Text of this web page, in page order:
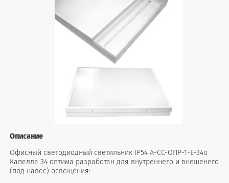
Описание
Офисный светодиодный светильник IP54 А-СС-ОПР-1-Е-34о
Капелла 34 оптима разработан для внутреннего и внешенего
(под навес) освещения: